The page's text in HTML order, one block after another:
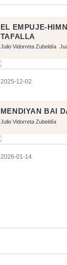
EL EMPUJE-
TAFALLA
Julio Vidorreta Zubeldía
2025-12-02
MENDIYAN BAI
Julio Vidorreta Zubeldía
2026-01-14